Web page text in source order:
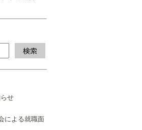
せ
による就職面